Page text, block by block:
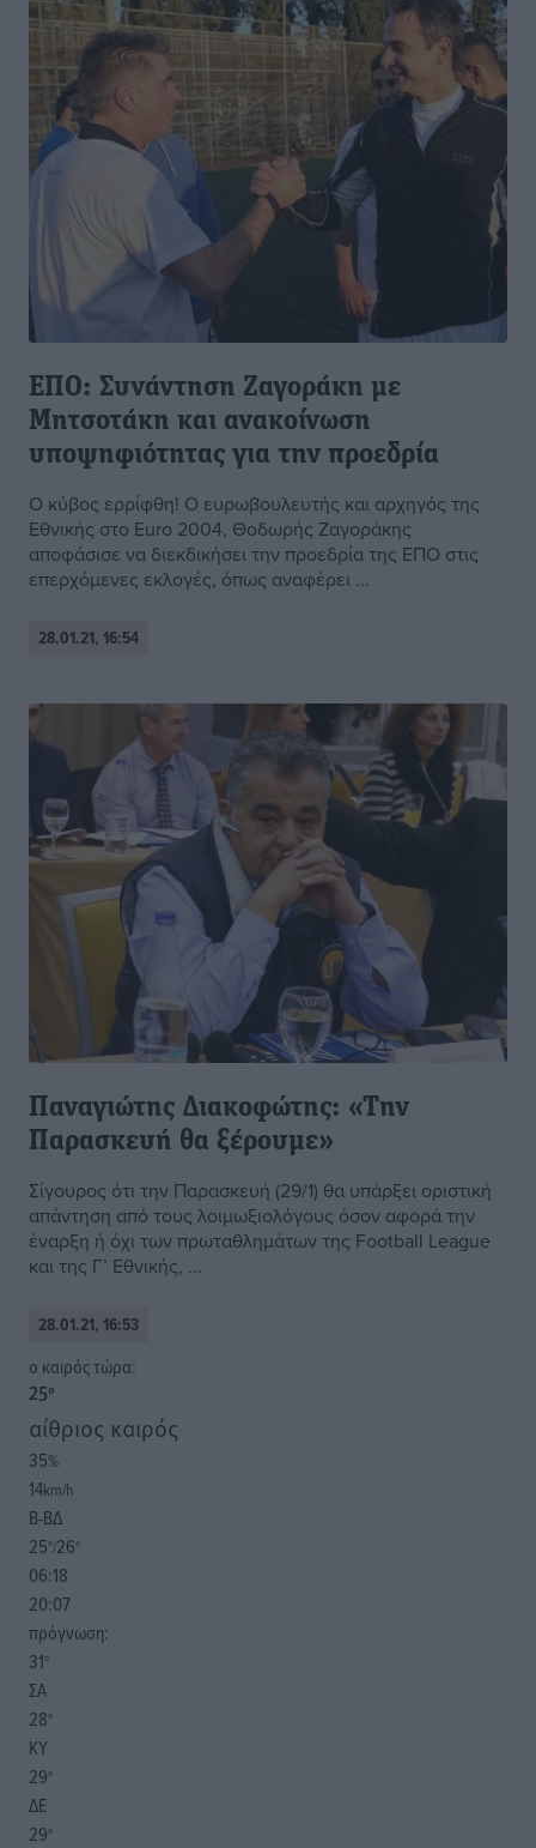
ΕΠΟ: Συνάντηση Ζαγοράκη με
Μητσοτάκη και ανακοίνωση
υποψηφιότητας για την προεδρία
Ο κύβος ερρίφθη! Ο ευρωβουλευτής και αρχηγός της
Εθνικής στο Euro 2004, Θοδωρής Ζαγοράκης
αποφάσισε να διεκδικήσει την προεδρία της ΕΠΟ στις
επερχόμενες εκλογές, όπως αναφέρει ...
28.01.21, 16:54
Παναγιώτης Διακοφώτης: «Την
Παρασκευή θα ξέρουμε»
Σίγουρος ότι την Παρασκευή (29/1) θα υπάρξει οριστική
απάντηση από τους λοιμωξιολόγους όσον αφορά την
έναρξη ή όχι των πρωταθλημάτων της Football League
και της Γ’ Εθνικής, ...
28.01.21, 16:53
o καιρός τώρα:
25°
αίθριος καιρός
35%
14km/h
Β-ΒΔ
25°/26°
06:18
20:07
πρόγνωση:
31°
ΣΑ
28°
ΚΥ
29°
ΔΕ
29°